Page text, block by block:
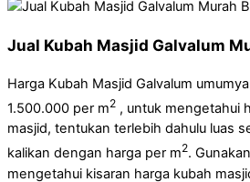
Jual Kubah Masjid Galvalum
Harga Kubah Masjid Galvalum
1.500.000 per m2 , untuk mengetahui
masjid, tentukan terlebih dahulu luas
kalikan dengan harga per m2.
mengetahui kisaran harga kubah